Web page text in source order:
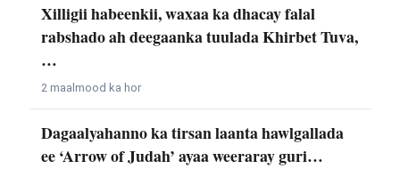
Xilligii habeenkii, waxaa ka dhacay falal
rabshado ah deegaanka tuulada Khirbet Tuva,
…
2 maalmood ka hor
Dagaalyahanno ka tirsan laanta hawlgallada
ee ‘Arrow of Judah’ ayaa weeraray guri…